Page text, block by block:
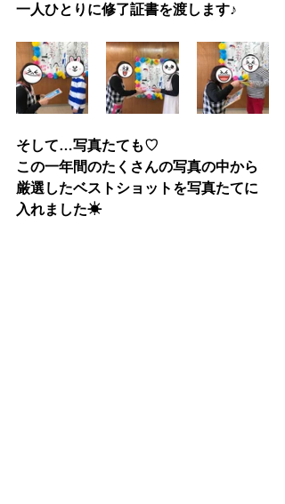
一人ひとりに修了証書を渡します♪
そして…写真たても♡
この一年間のたくさんの写真の中から
厳選したベストショットを写真たてに
入れました☀